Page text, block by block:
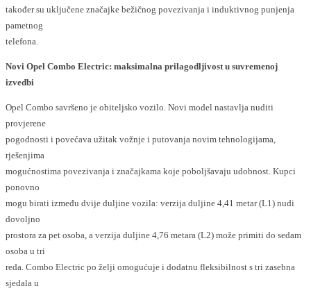
također su uključene značajke bežičnog povezivanja i induktivnog punjenja
pametnog
telefona.
Novi Opel Combo Electric: maksimalna prilagodljivost u suvremenoj
izvedbi
Opel Combo savršeno je obiteljsko vozilo. Novi model nastavlja nuditi
provjerene
pogodnosti i povećava užitak vožnje i putovanja novim tehnologijama,
rješenjima
mogućnostima povezivanja i značajkama koje poboljšavaju udobnost. Kupci
ponovno
mogu birati između dvije duljine vozila: verzija duljine 4,41 metar (L1) nudi
dovoljno
prostora za pet osoba, a verzija duljine 4,76 metara (L2) može primiti do sedam
osoba u tri
reda. Combo Electric po želji omogućuje i dodatnu fleksibilnost s tri zasebna
sjedala u